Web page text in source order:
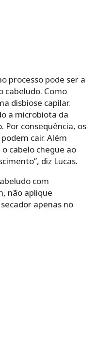
processo pode ser a
cabeludo. Como
disbiose capilar.
a microbiota da
Por consequência, os
cair. Além
cabelo chegue ao
diz Lucas.
com
não aplique
apenas no